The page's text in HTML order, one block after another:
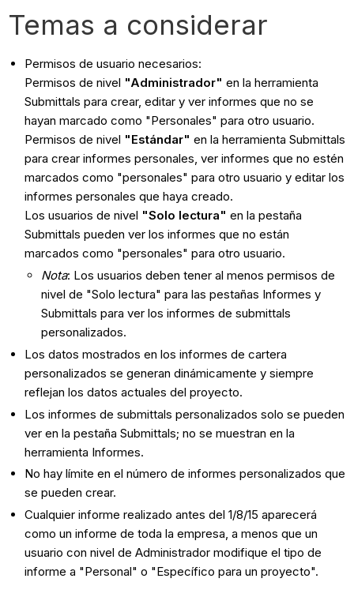
Temas a considerar
Permisos de usuario necesarios:
Permisos de nivel "Administrador" en la herramienta
Submittals para crear, editar y ver informes que no se
hayan marcado como "Personales" para otro usuario.
Permisos de nivel "Estándar" en la herramienta Submittals
para crear informes personales, ver informes que no estén
marcados como "personales" para otro usuario y editar los
informes personales que haya creado.
Los usuarios de nivel "Solo lectura"en la pestaña
Submittals pueden ver los informes que no están
marcados como "personales" para otro usuario.
Nota: Los usuarios deben tener al menos permisos de
nivel de "Solo lectura" para las pestañas Informes y
Submittals para ver los informes de submittals
personalizados.
Los datos mostrados en los informes de cartera
personalizados se generan dinámicamente y siempre
reflejan los datos actuales del proyecto.
Los informes de submittals personalizados solo se pueden
ver en la pestaña Submittals; no se muestran en la
herramienta Informes.
No hay límite en el número de informes personalizados que
se pueden crear.
Cualquier informe realizado antes del 1/8/15 aparecerá
como un informe de toda la empresa, a menos que un
usuario con nivel de Administrador modifique el tipo de
informe a "Personal" o "Específico para un proyecto".